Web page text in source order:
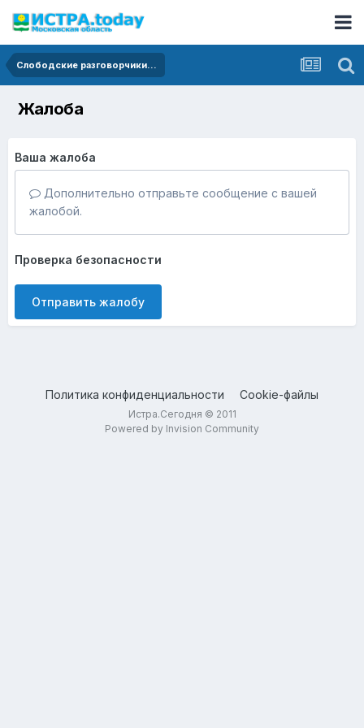
Слободские разговорчики...
Жалоба
Ваша жалоба
Дополнительно отправьте сообщение с вашей
жалобой.
Проверка безопасности
Отправить жалобу
Политика конфиденциальности Cookie-файлы
Истра.Сегодня © 2011
Powered by Invision Community